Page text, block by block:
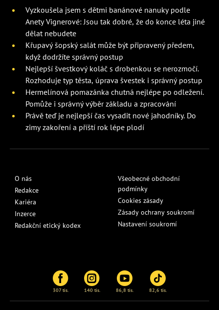
Vyzkoušela jsem s dětmi banánové nanuky podle
Anety Vignerové: Jsou tak dobré, že do konce léta jiné
dělat nebudete
Křupavý šopský salát může být připravený předem,
když dodržíte správný postup
Nejlepší švestkový koláč s drobenkou se nerozmočí.
Rozhoduje typ těsta, úprava švestek i správný postup
Hermelínová pomazánka chutná nejlépe po odležení.
Pomůže i správný výběr základu a zpracování
Právě teď je nejlepší čas vysadit nové jahodníky. Do
zimy zakoření a příští rok lépe plodí
O nás
Redakce
Kariéra
Inzerce
Redakční etický kodex
Všeobecné obchodní
podmínky
Cookies zásady
Zásady ochrany soukromí
Nastavení soukromí
307 tis. 140 tis. 86,8 tis. 82,6 tis.